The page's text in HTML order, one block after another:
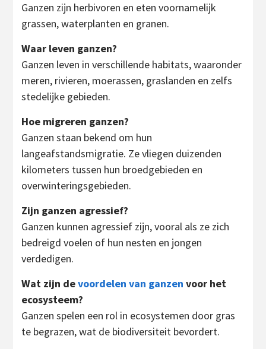
Ganzen zijn herbivoren en eten voornamelijk
grassen, waterplanten en granen.
Waar leven ganzen?
Ganzen leven in verschillende habitats, waaronder
meren, rivieren, moerassen, graslanden en zelfs
stedelijke gebieden.
Hoe migreren ganzen?
Ganzen staan bekend om hun
langeafstandsmigratie. Ze vliegen duizenden
kilometers tussen hun broedgebieden en
overwinteringsgebieden.
Zijn ganzen agressief?
Ganzen kunnen agressief zijn, vooral als ze zich
bedreigd voelen of hun nesten en jongen
verdedigen.
Wat zijn devoordelen van ganzen voor het
ecosysteem?
Ganzen spelen een rol in ecosystemen door gras
te begrazen, wat de biodiversiteit bevordert.